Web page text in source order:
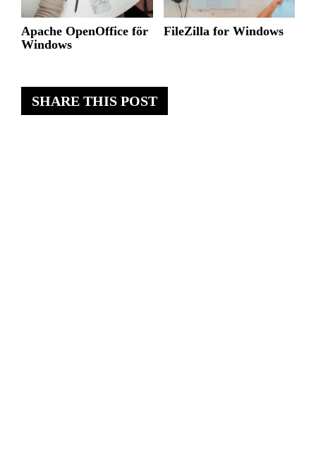
SHARE THIS POST
Apache OpenOffice för
Windows
FileZilla for Windows